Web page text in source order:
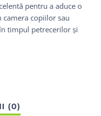
pentru a aduce o
camera copiilor sau
timpul petrecerilor și